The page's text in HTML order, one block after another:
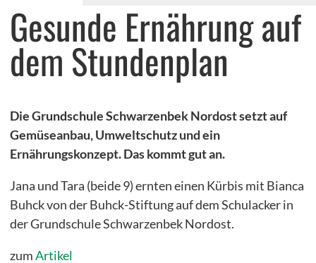
Draußenschule
greenKIDS Neuengamme
Recycling-Lab
Lernwerkstatt der Wildtiere
Energie- und Klimapioniere mit myClimate
Gesunde Ernährung auf
dem Stundenplan
Die Grundschule Schwarzenbek Nordost setzt auf
Gemüseanbau, Umweltschutz und ein
Ernährungskonzept. Das kommt gut an.
Jana und Tara (beide 9) ernten einen Kürbis mit Bianca
Buhck von der Buhck-Stiftung auf dem Schulacker in
der Grundschule Schwarzenbek Nordost.
zumArtikel